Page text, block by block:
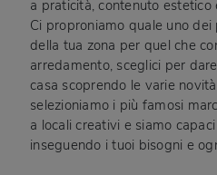
a praticità, contenuto
Ci proproniamo quale uno
della tua zona per quel che
arredamento, sceglici per
casa scoprendo le varie
selezioniamo i più famosi
a locali creativi e siamo
inseguendo i tuoi bisogni e